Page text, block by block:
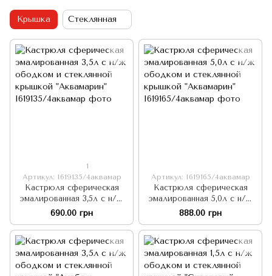
Крышка Стеклянная
1
Артикул: I619135/4аквамар
Кастрюля сферическая
эмалированная 3,5л с н/ж
ободком и стеклянной
крышкой "Аквамарин"
690.00 грн
Артикул: I619165/4аквамар
Кастрюля сферическая
эмалированная 5,0л с н/ж
ободком и стеклянной
крышкой "Аквамарин"
888.00 грн